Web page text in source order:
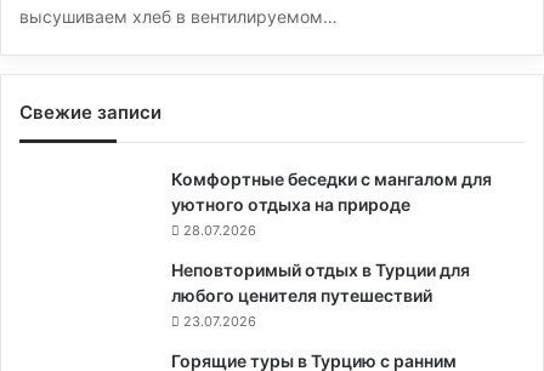
высушиваем хлеб в вентилируемом…
Свежие записи
Комфортные беседки с мангалом для
уютного отдыха на природе
28.07.2026
Неповторимый отдых в Турции для
любого ценителя путешествий
23.07.2026
Горящие туры в Турцию с ранним